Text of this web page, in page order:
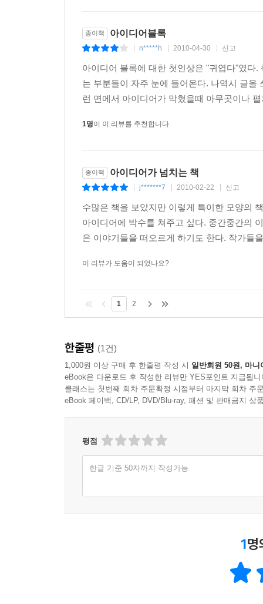
종이책 아이디어블록
n*****h 2010-04-30 신고
아이디어 블록에 대한 첫인상은 "귀엽다"였다
는 부분들이 자주 눈에 들어온다. 나역시 글
런 면에서 아이디어가 막혔을때 아무곳이나
1명이 이 리뷰를 추천합니다.
종이책 아이디어가 넘치는 책
j*******7 2010-02-22 신고
수많은 책을 보았지만 이렇게 특이한 모양의
아이디어에 박수를 쳐주고 싶다. 중간중간의
은 이야기들을 떠오르게 하기도 한다. 작가들
이 리뷰가 도움이 되었나요?
1 2
한줄평 (1건)
1,000원 이상 구매 후 한줄평 작성 시 일반회원 50원, 마니
eBook은 다운로드 후 작성한 리뷰만 YES포인트 지급됩니
클래스는 첫번째 회차 주문확정 시점부터 마지막 회차 주
eBook 페이백, CD/LP, DVD/Blu-ray, 패션 및 판매금지 상
평점
한글 기준 50자까지 작성가능
1명